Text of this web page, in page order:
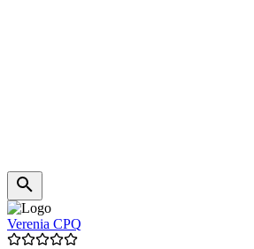
Verenia CPQ